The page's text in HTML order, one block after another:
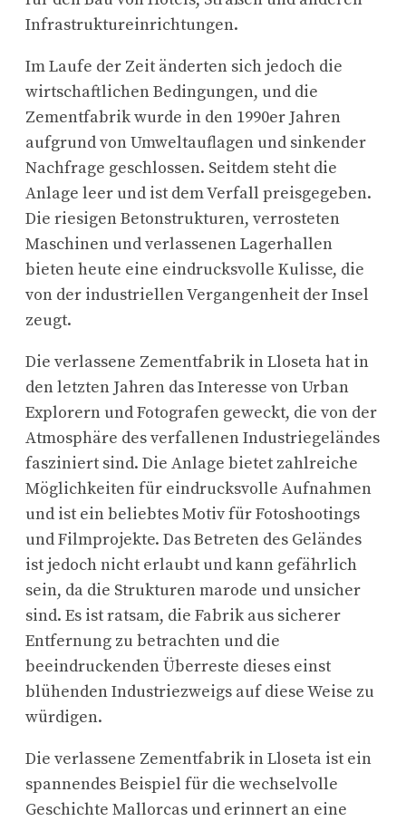
Infrastruktureinrichtungen.
Im Laufe der Zeit änderten sich jedoch die
wirtschaftlichen Bedingungen, und die
Zementfabrik wurde in den 1990er Jahren
aufgrund von Umweltauflagen und sinkender
Nachfrage geschlossen. Seitdem steht die
Anlage leer und ist dem Verfall preisgegeben.
Die riesigen Betonstrukturen, verrosteten
Maschinen und verlassenen Lagerhallen
bieten heute eine eindrucksvolle Kulisse, die
von der industriellen Vergangenheit der Insel
zeugt.
Die verlassene Zementfabrik in Lloseta hat in
den letzten Jahren das Interesse von Urban
Explorern und Fotografen geweckt, die von der
Atmosphäre des verfallenen Industriegeländes
fasziniert sind. Die Anlage bietet zahlreiche
Möglichkeiten für eindrucksvolle Aufnahmen
und ist ein beliebtes Motiv für Fotoshootings
und Filmprojekte. Das Betreten des Geländes
ist jedoch nicht erlaubt und kann gefährlich
sein, da die Strukturen marode und unsicher
sind. Es ist ratsam, die Fabrik aus sicherer
Entfernung zu betrachten und die
beeindruckenden Überreste dieses einst
blühenden Industriezweigs auf diese Weise zu
würdigen.
Die verlassene Zementfabrik in Lloseta ist ein
spannendes Beispiel für die wechselvolle
Geschichte Mallorcas und erinnert an eine